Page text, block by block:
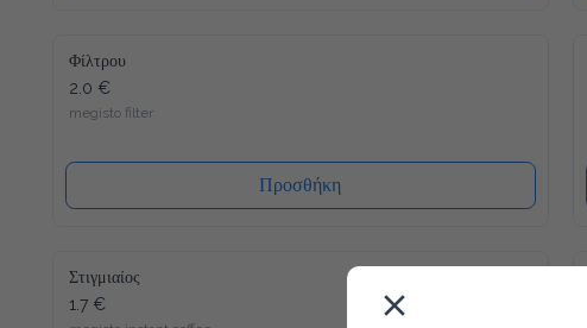
Φίλτρου
2.0 €
megisto filter
Προσθήκη
Στιγμιαίος
1.7 €
megisto instant coffee